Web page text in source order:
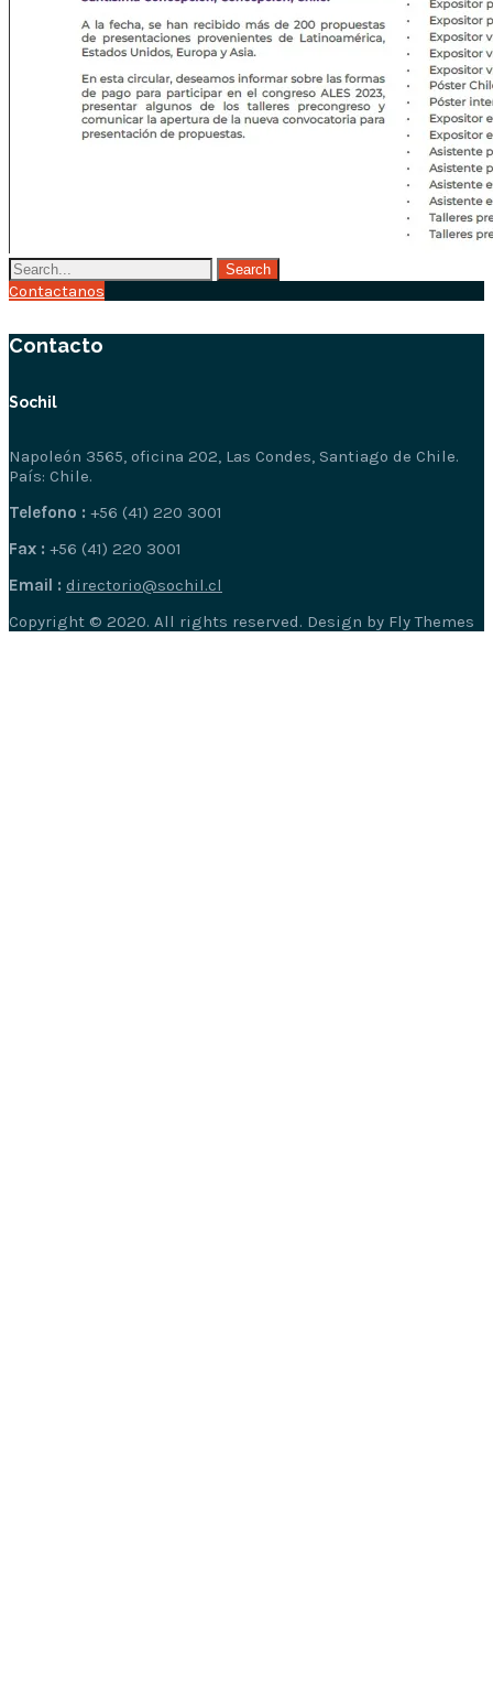
Contactanos
Contacto
Sochil
Napoleón 3565, oficina 202, Las Condes, Santiago de Chile.
País: Chile.
Telefono : +56 (41) 220 3001
Fax : +56 (41) 220 3001
Email : directorio@sochil.cl
Copyright © 2020. All rights reserved. Design by Fly Themes